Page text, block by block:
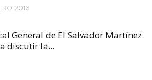
2016
General de El Salvador Martínez
discutir la...